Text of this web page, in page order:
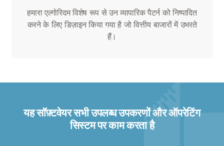
हमारा एल्गोरिदम विशेष रूप से उन व्यापारिक पैटर्न को निष्पादित
करने के लिए डिज़ाइन किया गया है जो वित्तीय बाजारों में उभरते
हैं।
यह सॉफ़्टवेयर सभी उपलब्ध उपकरणों और ऑपरेटिंग
सिस्टम पर काम करता है